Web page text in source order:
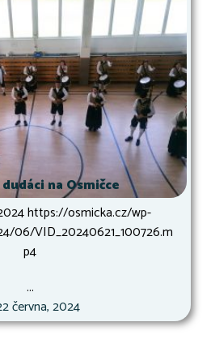
na Osmičce
https://osmicka.cz/wp-
06/VID_20240621_100726.m
p4
...
června, 2024